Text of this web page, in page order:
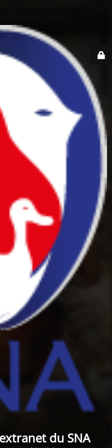
du SNA